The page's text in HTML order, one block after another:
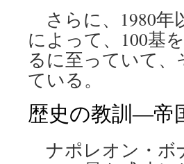
さらに、1980年
によって、100基
るに至っていて
ている。
歴史の教訓―帝
ナポレオン・ボ